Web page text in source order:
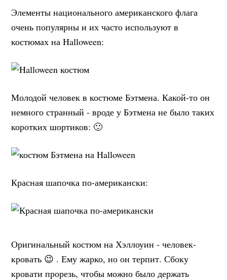
Элементы национального американского флага
очень популярны и их часто используют в
костюмах на Halloween:
Молодой человек в костюме Бэтмена. Какой-то он
немного странный - вроде у Бэтмена не было таких
коротких шортиков: 🙂
Красная шапочка по-американски:
Оригинальный костюм на Хэллоуин - человек-
кровать 😉 . Ему жарко, но он терпит. Сбоку
кровати прорезь, чтобы можно было держать